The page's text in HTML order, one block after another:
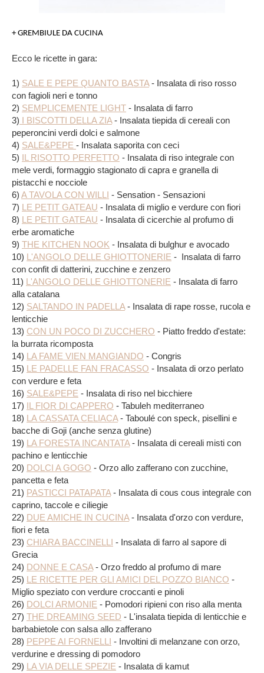
+ GREMBIULE DA CUCINA
Ecco le ricette in gara:
1) SALE E PEPE QUANTO BASTA- Insalata di riso rosso
con fagioli neri e tonno
2) SEMPLICEMENTE LIGHT - Insalata di farro
3) I BISCOTTI DELLA ZIA- Insalata tiepida di cereali con
peperoncini verdi dolci e salmone
4) SALE&PEPE - Insalata saporita con ceci
5) IL RISOTTO PERFETTO - Insalata di riso integrale con
mele verdi, formaggio stagionato di capra e granella di
pistacchi e nocciole
6) A TAVOLA CON WILLI - Sensation - Sensazioni
7) LE PETIT GATEAU - Insalata di miglio e verdure con fiori
8) LE PETIT GATEAU - Insalata di cicerchie al profumo di
erbe aromatiche
9) THE KITCHEN NOOK - Insalata di bulghur e avocado
10) L'ANGOLO DELLE GHIOTTONERIE - Insalata di farro
con confit di datterini, zucchine e zenzero
11) L'ANGOLO DELLE GHIOTTONERIE - Insalata di farro
alla catalana
12) SALTANDO IN PADELLA- Insalata di rape rosse, rucola e
lenticchie
13) CON UN POCO DI ZUCCHERO - Piatto freddo d'estate:
la burrata ricomposta
14) LA FAME VIEN MANGIANDO - Congris
15) LE PADELLE FAN FRACASSO - Insalata di orzo perlato
con verdure e feta
16) SALE&PEPE - Insalata di riso nel bicchiere
17) IL FIOR DI CAPPERO - Tabuleh mediterraneo
18) LA CASSATA CELIACA- Taboulé con speck, pisellini e
bacche di Goji (anche senza glutine)
19) LA FORESTA INCANTATA- Insalata di cereali misti con
pachino e lenticchie
20) DOLCI A GOGO - Orzo allo zafferano con zucchine,
pancetta e feta
21) PASTICCI PATAPATA- Insalata di cous cous integrale con
caprino, taccole e ciliegie
22) DUE AMICHE IN CUCINA- Insalata d'orzo con verdure,
fiori e feta
23) CHIARA BACCINELLI - Insalata di farro al sapore di
Grecia
24) DONNE E CASA- Orzo freddo al profumo di mare
25) LE RICETTE PER GLI AMICI DEL POZZO BIANCO -
Miglio speziato con verdure croccanti e pinoli
26) DOLCI ARMONIE - Pomodori ripieni con riso alla menta
27) THE DREAMING SEED - L'insalata tiepida di lenticchie e
barbabietole con salsa allo zafferano
28) PEPPE AI FORNELLI - Involtini di melanzane con orzo,
verdurine e dressing di pomodoro
29) LA VIA DELLE SPEZIE - Insalata di kamut